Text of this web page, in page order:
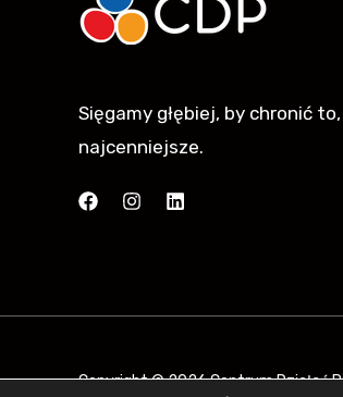
Sięgamy głębiej, by chronić
najcenniejsze.
Copyright © 2026 Centrum Działań